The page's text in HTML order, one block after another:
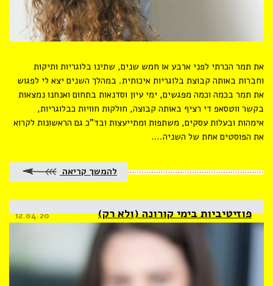
את תמר הכרתי לפני ארבע או חמש שנים, שתינו בלוגריות ותיקות
וחברות באותה קבוצת בלוגריות איכותית. במהלך השנים יצא לי לפגוש
את תמר בכמה וכמה מפגשים, ימי עיון וסדנאות בתחום ואנחנו נמצאות
בקשר ווטסאפ די רציף באותה קבוצה, חולקות חוויות כבלוגריות,
אימהות ובעלות עסקים, משתפות ומתייעצות ובד”כ גם הראשונות לקרוא
את הפוסטים אחת של השניה.…
להמשך קריאה
פוזיטיביות בימי קורונה (ולא רק) Posted
on
12.04.20